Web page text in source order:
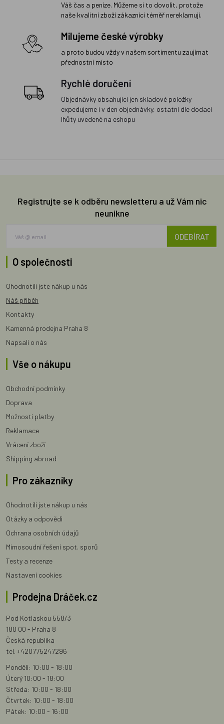
Váš čas a peníze. Můžeme si to dovolit, protože
naše kvalitní zboží zákazníci téměř nereklamují.
Milujeme české výrobky
a proto budou vždy v našem sortimentu zaujímat
přednostní místo
Rychlé doručení
Objednávky obsahující jen skladové položky
expedujeme i v den objednávky, ostatní dle dodací
lhůty uvedené na eshopu
Registrujte se k odběru newsletteru a už Vám nic
neunikne
ODEBÍRAT
O společnosti
Ohodnotili jste nákup u nás
Náš příběh
Kontakty
Kamenná prodejna Praha 8
Napsali o nás
Vše o nákupu
Obchodní podmínky
Doprava
Možnosti platby
Reklamace
Vrácení zboží
Shipping abroad
Pro zákazníky
Ohodnotili jste nákup u nás
Otázky a odpovědi
Ochrana osobních údajů
Mimosoudní řešení spot. sporů
Testy a recenze
Nastavení cookies
Prodejna Dráček.cz
Pod Kotlaskou 558/3
180 00 - Praha 8
Česká republika
tel. +420775247296
Pondělí: 10:00 - 18:00
Úterý 10:00 - 18:00
Středa: 10:00 - 18:00
Čtvrtek: 10:00 - 18:00
Pátek: 10:00 - 16:00